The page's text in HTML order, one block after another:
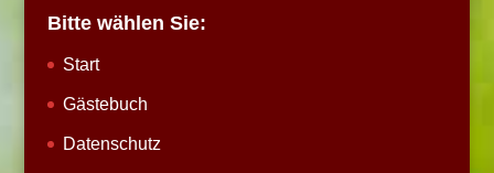
Bitte wählen Sie:
Start
Gästebuch
Datenschutz